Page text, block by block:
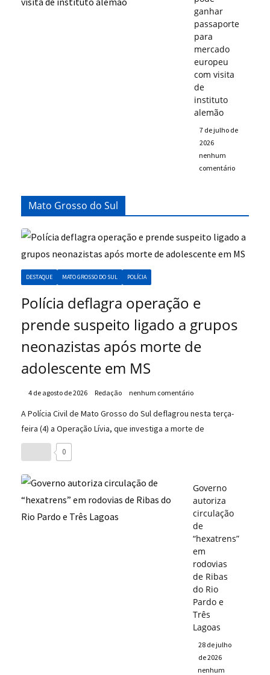
ganhar
passaporte
para
mercado
europeu
com visita
de
instituto
alemão
7 de julho de
2026
nenhum
comentário
Mato Grosso do Sul
DESTAQUE MATO GROSSO DO SUL POLÍCIA
Polícia deflagra operação e
prende suspeito ligado a grupos
neonazistas após morte de
adolescente em MS
4 de agosto de 2026 Redação nenhum comentário
A Polícia Civil de Mato Grosso do Sul deflagrou nesta terça-
feira (4) a Operação Lívia, que investiga a morte de
0
Governo
autoriza
circulação
de
“hexatrens”
em
rodovias
de Ribas
do Rio
Pardo e
Três
Lagoas
28 de julho
de 2026
nenhum